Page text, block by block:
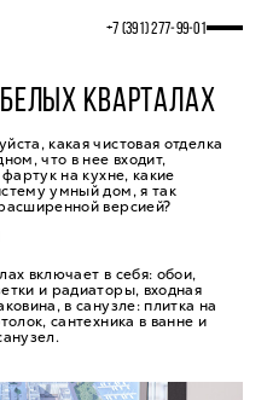
+7 (391) 277‒99‒01
КВАРТАЛАХ
какая чистовая отделка
что в нее входит,
на кухне, какие
умный дом, я так
версией?
включает в себя: обои,
и радиаторы, входная
в санузле: плитка на
сантехника в ванне и